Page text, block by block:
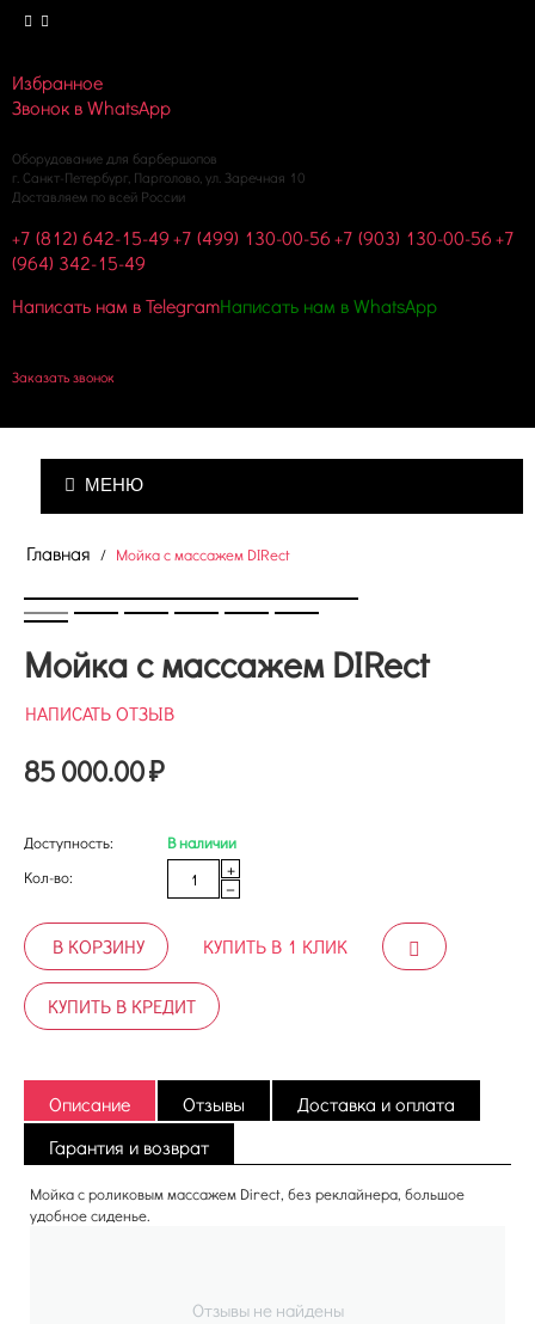
Избранное
Звонок в WhatsApp
Оборудование для барбершопов
г. Санкт-Петербург, Парголово, ул. Заречная 10
Доставляем по всей России
+7 (812) 642-15-49+7 (499) 130-00-56+7 (903) 130-00-56+7
(964) 342-15-49
Написать нам в TelegramНаписать нам в WhatsApp
Заказать звонок
МЕНЮ
Главная / Мойка с массажем DIRect
Мойка с массажем DIRect
НАПИСАТЬ ОТЗЫВ
85 000.00₽
Доступность:
В наличии
Кол-во:
+
−
В КОРЗИНУ КУПИТЬ В 1 КЛИК
КУПИТЬ В КРЕДИТ
Описание Отзывы
Доставка и оплата
Гарантия и возврат
Мойка с роликовым массажем Direct, без реклайнера, большое
удобное сиденье.
Отзывы не найдены